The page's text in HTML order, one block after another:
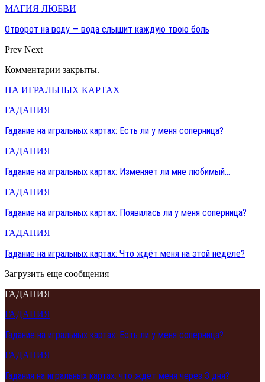
МАГИЯ ЛЮБВИ
Отворот на воду — вода слышит каждую твою боль
Prev Next
Комментарии закрыты.
НА ИГРАЛЬНЫХ КАРТАХ
ГАДАНИЯ
Гадание на игральных картах: Есть ли у меня соперница?
ГАДАНИЯ
Гадание на игральных картах: Изменяет ли мне любимый…
ГАДАНИЯ
Гадание на игральных картах: Появилась ли у меня соперница?
ГАДАНИЯ
Гадание на игральных картах: Что ждёт меня на этой неделе?
Загрузить еще сообщения
ГАДАНИЯ
ГАДАНИЯ
Гадание на игральных картах: Есть ли у меня соперница?
ГАДАНИЯ
Гадания на игральных картах: что ждет меня через 3 дня?